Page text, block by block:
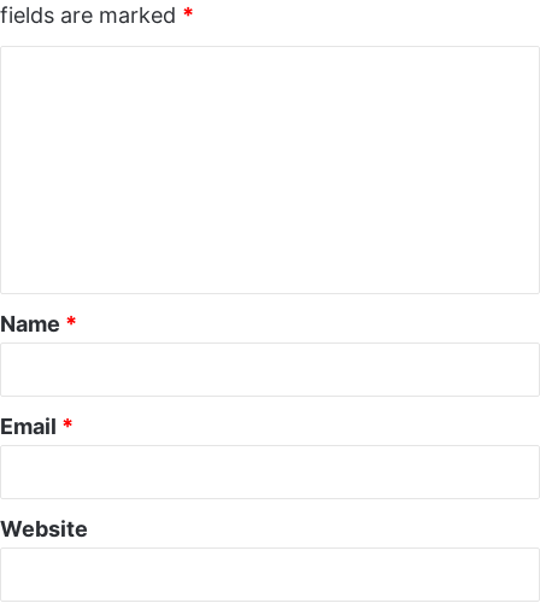
fields are marked *
*
Name *
Email *
Website